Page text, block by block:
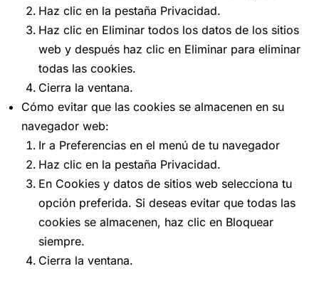
Haz clic en la pestaña Privacidad.
Haz clic en Eliminar todos los datos de los sitios
web y después haz clic en Eliminar para eliminar
todas las cookies.
Cierra la ventana.
Cómo evitar que las cookies se almacenen en su
navegador web:
Ir a Preferencias en el menú de tu navegador
Haz clic en la pestaña Privacidad.
En Cookies y datos de sitios web selecciona tu
opción preferida. Si deseas evitar que todas las
cookies se almacenen, haz clic en Bloquear
siempre.
Cierra la ventana.